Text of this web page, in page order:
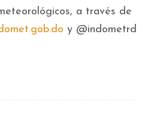
a través de
y @indometrd